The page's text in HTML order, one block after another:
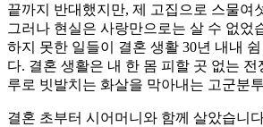
끝까지 반대했지만, 제 고집으로 스물여
그러나 현실은 사랑만으로는 살 수 없었
하지 못한 일들이 결혼 생활 30년 내내
다. 결혼 생활은 내 한 몸 피할 곳 없는
루로 빗발치는 화살을 막아내는 고군분
결혼 초부터 시어머니와 함께 살았습니